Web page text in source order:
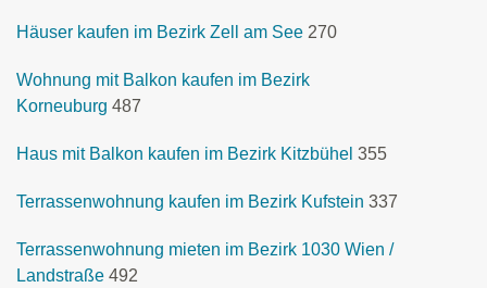
Häuser kaufen im Bezirk Zell am See 270
Wohnung mit Balkon kaufen im Bezirk
Korneuburg 487
Haus mit Balkon kaufen im Bezirk Kitzbühel 355
Terrassenwohnung kaufen im Bezirk Kufstein 337
Terrassenwohnung mieten im Bezirk 1030 Wien /
Landstraße 492